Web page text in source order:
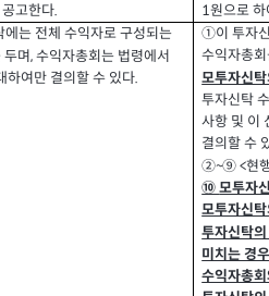
고한다.
1원으로 하
에는 전체 수익자로 구성되는
두며,수익자총회는 법령에서
하여만 결의할 수 있다.
①이 투자
수익자총
모투자신
투자신탁
사항 및 이
결의할 수
②~⑨ <현
⑩모투자
모투자신
투자신탁
미치는 경
수익자총